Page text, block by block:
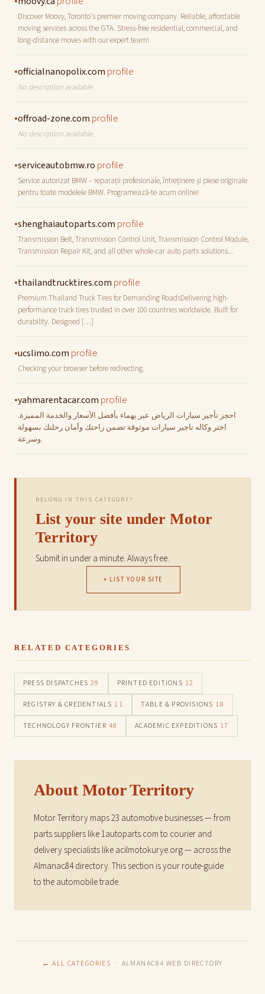
Discover Moovy, Toronto's premier moving company. Reliable, affordable
moving services across the GTA. Stress-free residential, commercial, and
long-distance moves with our expert team!
•officialnanopolix.com profile
No description available.
•offroad-zone.com profile
No description available.
•serviceautobmw.ro profile
Service autorizat BMW – reparații profesionale, întreținere și piese originale
pentru toate modelele BMW. Programează-te acum online!
•shenghaiautoparts.com profile
Transmission Belt, Transmission Control Unit, Transmission Control Module,
Transmission Repair Kit, and all other whole-car auto parts solutions...
•thailandtrucktires.com profile
Premium Thailand Truck Tires for Demanding RoadsDelivering high-
performance truck tires trusted in over 100 countries worldwide. Built for
durability. Designed […]
•ucslimo.com profile
Checking your browser before redirecting.
•yahmarentacar.com profile
احجز تأجير سيارات الرياض عبر يهماء بأفضل الأسعار والخدمة المميزة.
اختر وكاله تاجير سيارات موثوقة تضمن راحتك وأمان رحلتك بسهولة
وسرعة.
BELONG IN THIS CATEGORY?
List your site under Motor
Territory
Submit in under a minute. Always free.
+ LIST YOUR SITE
RELATED CATEGORIES
PRESS DISPATCHES 29 PRINTED EDITIONS 12
REGISTRY & CREDENTIALS 11 TABLE & PROVISIONS 18
TECHNOLOGY FRONTIER 48 ACADEMIC EXPEDITIONS 17
About Motor Territory
Motor Territory maps 23 automotive businesses — from
parts suppliers like 1autoparts.com to courier and
delivery specialists like acilmotokurye.org — across the
Almanac84 directory. This section is your route-guide
to the automobile trade.
← ALL CATEGORIES · ALMANAC84 WEB DIRECTORY